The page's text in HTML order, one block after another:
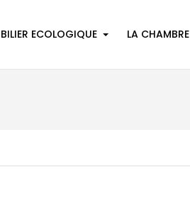
ECOLOGIQUE LA CHAMBRE